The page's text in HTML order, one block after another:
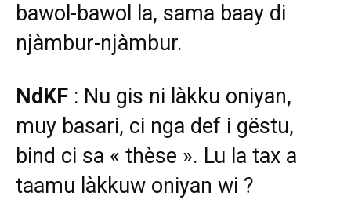
bawol-bawol la, sama baay di
njàmbur-njàmbur.
NdKF : Nu gis ni làkku oniyan,
muy basari, ci nga def i gëstu,
bind ci sa « thèse ». Lu la tax a
taamu làkkuw oniyan wi ?